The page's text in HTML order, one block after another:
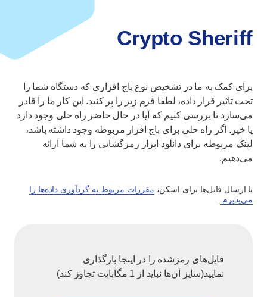
Crypto Sheriff
برای کمک به ما در تشخیص نوع باج افزاری که دستگاه شما را
تحت تاثیر قرار داده، لطفا فرم زیر را پر کنید. این کار ما را قادر
می‌سازد تا بررسی کنیم که آیا در حال حاضر راه حلی وجود دارد
یا خیر. اگر راه‌ حلی برای باج افزار مربوطه وجود داشته باشد،
لینک مربوطه برای دانلود ابزار رمزگشایی را به شما ارائه
می‌دهیم.
با ارسال فایل‌ها برای اسکن، مقررات مربوط به گردآوری داده‌ها را
می‌پذیرم
فایل‌های رمزشده را در اینجا بارگذاری
نمایید(سایز آن‌ها نباید از 1 مگابایت تجاوز کند)